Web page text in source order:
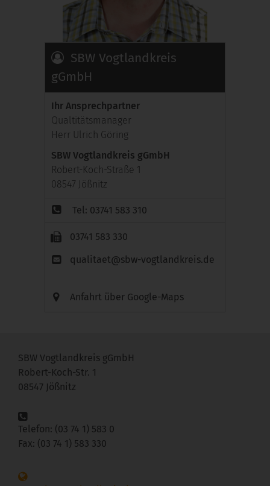
SBW Vogtlandkreis
gGmbH
Ihr Ansprechpartner
Qualtitätsmanager
Herr Ulrich Göring
SBW Vogtlandkreis gGmbH
Robert-Koch-Straße 1
08547 Jößnitz
Tel: 03741 583 310
03741 583 330
qualitaet@sbw-vogtlandkreis.de
Anfahrt über Google-Maps
SBW Vogtlandkreis gGmbH
Robert-Koch-Str. 1
08547 Jößnitz
Telefon: (03 74 1) 583 0
Fax: (03 74 1) 583 330